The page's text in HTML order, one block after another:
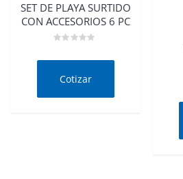
SET DE PLAYA SURTIDO
CON ACCESORIOS 6 PC
deCotizar